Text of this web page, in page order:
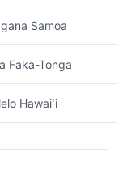
Samoa
Faka-Tonga
Hawaiʻi